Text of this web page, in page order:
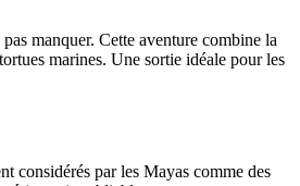
manquer. Cette aventure combine la
marines. Une sortie idéale pour les
considérés par les Mayas comme des